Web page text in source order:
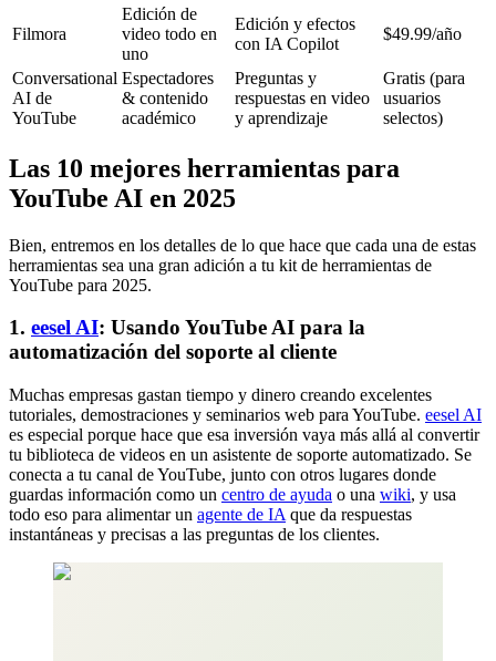
Filmora
Edición de
video todo en
uno
Edición y efectos
con IA Copilot
$49.99/año
Conversational
AI de
YouTube
Espectadores
& contenido
académico
Preguntas y
respuestas en video
y aprendizaje
Gratis (para
usuarios
selectos)
Las 10 mejores herramientas para
YouTube AI en 2025
Bien, entremos en los detalles de lo que hace que cada una de estas
herramientas sea una gran adición a tu kit de herramientas de
YouTube para 2025.
1. eesel AI: Usando YouTube AI para la
automatización del soporte al cliente
Muchas empresas gastan tiempo y dinero creando excelentes
tutoriales, demostraciones y seminarios web para YouTube. eesel AI
es especial porque hace que esa inversión vaya más allá al convertir
tu biblioteca de videos en un asistente de soporte automatizado. Se
conecta a tu canal de YouTube, junto con otros lugares donde
guardas información como un centro de ayuda o una wiki, y usa
todo eso para alimentar un agente de IA que da respuestas
instantáneas y precisas a las preguntas de los clientes.